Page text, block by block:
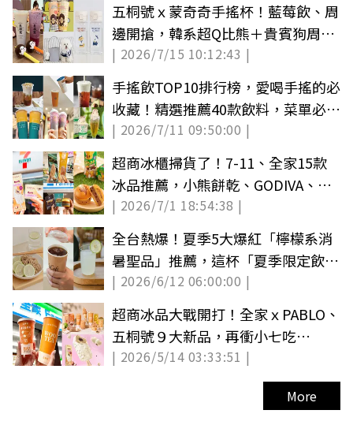
五桐號ｘ蒙奇奇手搖杯！藍莓飲、周
邊開搶，韓系超Q比熊＋貴賓狗周邊
同步收
| 2026/7/15 10:12:43 |
手搖飲TOP10排行榜，愛喝手搖的必
收藏！精選推薦40款飲料，菜單必喝
一次看
| 2026/7/11 09:50:00 |
超商冰櫃掃貨了！7-11、全家15款
冰品推薦，小熊餅乾、GODIVA、
PABLO都有
| 2026/7/1 18:54:38 |
全台熱爆！夏季5大爆紅「檸檬系消
暑聖品」推薦，這杯「夏季限定飲
品」成新寵
| 2026/6/12 06:00:00 |
超商冰品大戰開打！全家ｘPABLO、
五桐號９大新品，再衝小七吃
GODIVA百年雪糕
| 2026/5/14 03:33:51 |
More